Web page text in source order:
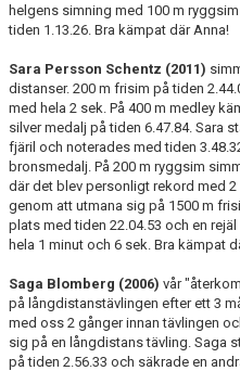
helgens simning med 100 m
tiden 1.13.26. Bra kämpat där Anna!
Sara Persson Schentz (2011)
distanser. 200 m frisim på tiden
med hela 2 sek. På 400 m medley
silver medalj på tiden 6.47.84. Sara
fjäril och noterades med tiden
bronsmedalj. På 200 m ryggsim
där det blev personligt rekord med
genom att utmana sig på 1500 m
plats med tiden 22.04.53 och en
hela 1 minut och 6 sek. Bra kämpat
Saga Blomberg (2006) vår
på långdistanstävlingen efter ett 3
med oss 2 gånger innan tävlingen
sig på en långdistans tävling. Saga
på tiden 2.56.33 och säkrade en